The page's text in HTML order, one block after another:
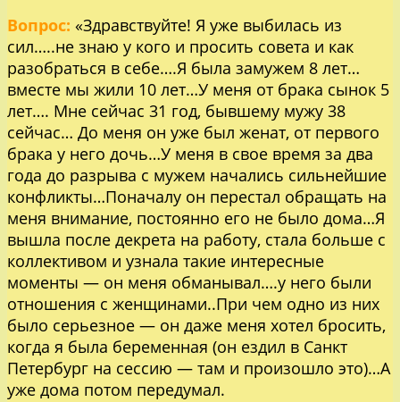
Вопрос: «Здравствуйте! Я уже выбилась из
сил…..не знаю у кого и просить совета и как
разобраться в себе….Я была замужем 8 лет…
вместе мы жили 10 лет…У меня от брака сынок 5
лет…. Мне сейчас 31 год, бывшему мужу 38
сейчас… До меня он уже был женат, от первого
брака у него дочь…У меня в свое время за два
года до разрыва с мужем начались сильнейшие
конфликты…Поначалу он перестал обращать на
меня внимание, постоянно его не было дома…Я
вышла после декрета на работу, стала больше с
коллективом и узнала такие интересные
моменты — он меня обманывал….у него были
отношения с женщинами..При чем одно из них
было серьезное — он даже меня хотел бросить,
когда я была беременная (он ездил в Санкт
Петербург на сессию — там и произошло это)…А
уже дома потом передумал.